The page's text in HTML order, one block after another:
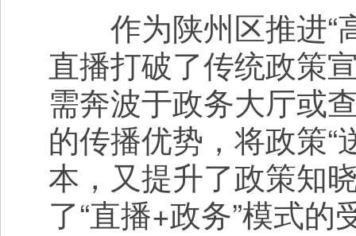
作为陕州区推进“
直播打破了传统政策
需奔波于政务大厅或
的传播优势，将政策
本，又提升了政策知
了“直播+政务”模式的